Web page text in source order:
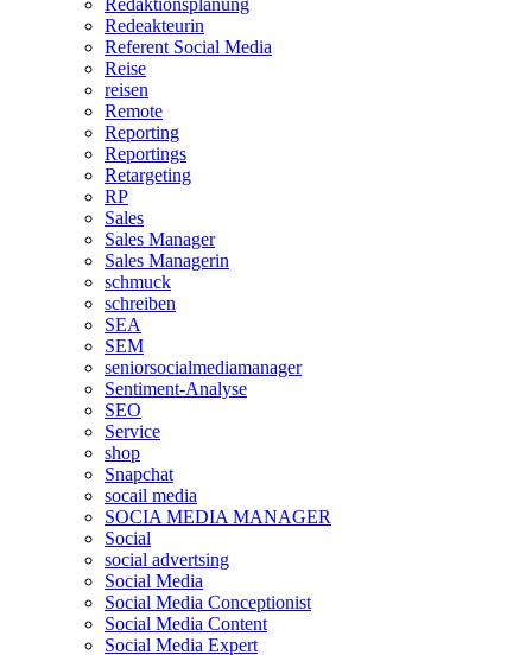
Redaktionsplanung
Redeakteurin
Referent Social Media
Reise
reisen
Remote
Reporting
Reportings
Retargeting
RP
Sales
Sales Manager
Sales Managerin
schmuck
schreiben
SEA
SEM
seniorsocialmediamanager
Sentiment-Analyse
SEO
Service
shop
Snapchat
socail media
SOCIA MEDIA MANAGER
Social
social advertsing
Social Media
Social Media Conceptionist
Social Media Content
Social Media Expert